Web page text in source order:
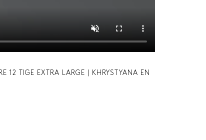
12 TIGE EXTRA LARGE | KHRYSTYANA EN